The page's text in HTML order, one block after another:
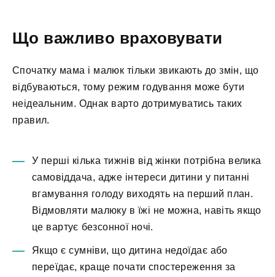
Що важливо враховувати
Спочатку мама і малюк тільки звикають до змін, що
відбуваються, тому режим годування може бути
неідеальним. Однак варто дотримуватись таких
правил.
У перші кілька тижнів від жінки потрібна велика
самовіддача, адже інтереси дитини у питанні
вгамування голоду виходять на перший план.
Відмовляти малюку в їжі не можна, навіть якщо
це вартує безсонної ночі.
Якщо є сумніви, що дитина недоїдає або
переїдає, краще почати спостереження за